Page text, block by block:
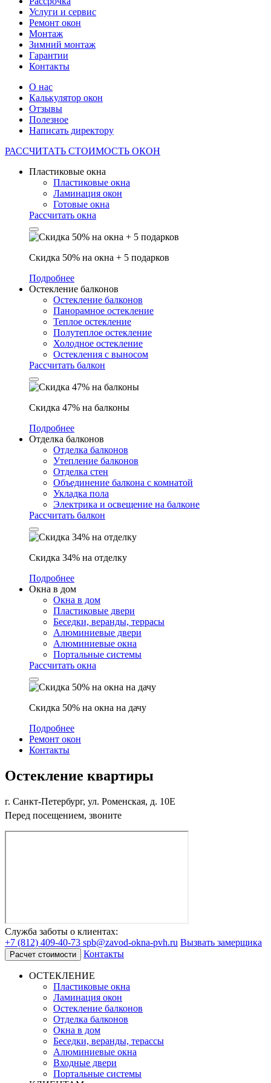
Услуги и сервис
Ремонт окон
Монтаж
Зимний монтаж
Гарантии
Контакты
О нас
Калькулятор окон
Отзывы
Полезное
Написать директору
РАССЧИТАТЬ СТОИМОСТЬ ОКОН
Пластиковые окна
Пластиковые окна
Ламинация окон
Готовые окна
Рассчитать окна
Скидка 50% на окна + 5 подарков
Подробнее
Остекление балконов
Остекление балконов
Панорамное остекление
Теплое остекление
Полутеплое остекление
Холодное остекление
Остекления с выносом
Рассчитать балкон
Скидка 47% на балконы
Подробнее
Отделка балконов
Отделка балконов
Утепление балконов
Отделка стен
Объединение балкона с комнатой
Укладка пола
Электрика и освещение на балконе
Рассчитать балкон
Скидка 34% на отделку
Подробнее
Окна в дом
Окна в дом
Пластиковые двери
Беседки, веранды, террасы
Алюминиевые двери
Алюминиевые окна
Портальные системы
Рассчитать окна
Скидка 50% на окна на дачу
Подробнее
Ремонт окон
Контакты
Остекление квартиры
г. Санкт-Петербург, ул. Роменская, д. 10Е
Перед посещением, звоните
Служба заботы о клиентах:
+7 (812) 409-40-73 spb@zavod-okna-pvh.ru Вызвать замерщика
Расчет стоимости Контакты
ОСТЕКЛЕНИЕ
Пластиковые окна
Ламинация окон
Остекление балконов
Отделка балконов
Окна в дом
Беседки, веранды, терассы
Алюминиевые окна
Входные двери
Портальные системы